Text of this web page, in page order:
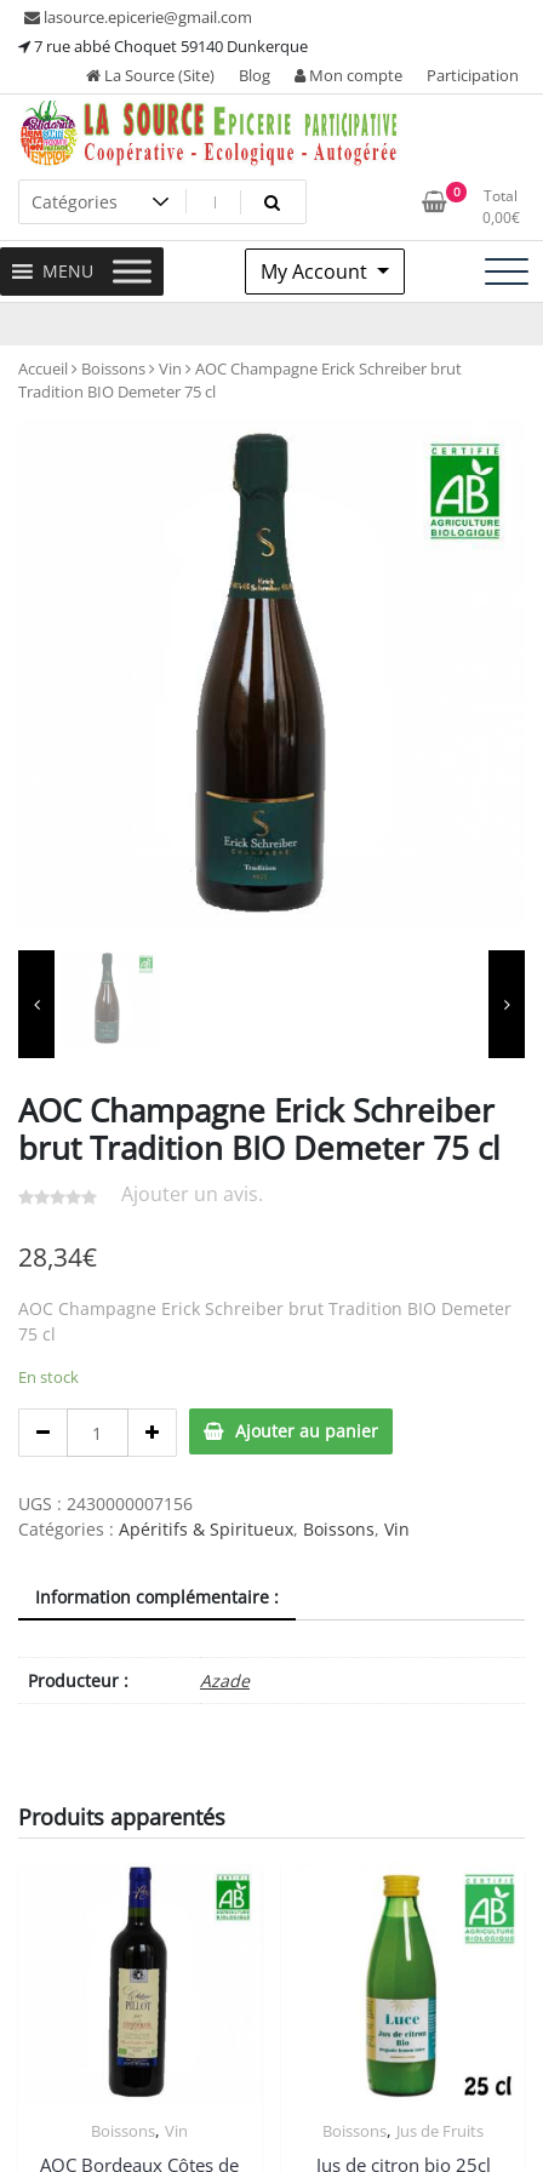
Skip lasource.epicerie@gmail.com
7 rue abbé Choquet 59140 Dunkerque
La Source (Site)
Blog Mon compte Participation
La Source – Epicerie
Participative
Ou tous les adhérents sont propriétaires et participent à la
maintenance de leur épicerie!
0
Total
0,00€
MENU My Account
Accueil Boissons Vin
AOC Champagne Erick Schreiber brut
Tradition BIO Demeter 75 cl
AOC Champagne Erick Schreiber
brut Tradition BIO Demeter 75 cl
Ajouter un avis.
28,34€
AOC Champagne Erick Schreiber brut Tradition BIO Demeter
75 cl
En stock
Champagne
Schreiber
brut
Tradition
Demeter
75
quantity
Ajouter au panier
UGS : 2430000007156
Catégories : Apéritifs & Spiritueux, Boissons, Vin
Information complémentaire :
Producteur : Azade
Produits apparentés
Boissons,Vin
AOC Bordeaux Côtes de
Boissons, Jus de Fruits
Jus de citron bio 25cl